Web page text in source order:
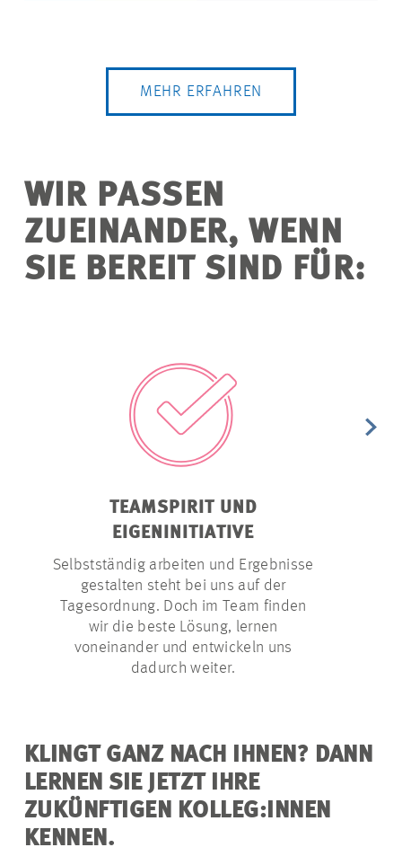
MEHR ERFAHREN
WIR PASSEN
ZUEINANDER, WENN
SIE BEREIT SIND FÜR:
TEAMSPIRIT UND
EIGENINITIATIVE
Selbstständig arbeiten und Ergebnisse
gestalten steht bei uns auf der
Tagesordnung. Doch im Team finden
wir die beste Lösung, lernen
voneinander und entwickeln uns
dadurch weiter.
KLINGT GANZ NACH IHNEN? DANN
LERNEN SIE JETZT IHRE
ZUKÜNFTIGEN KOLLEG:INNEN
KENNEN.